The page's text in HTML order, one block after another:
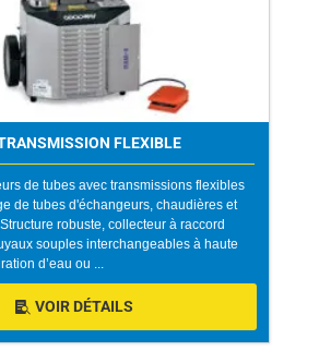
FLEXIBLE
de tubes avec transmissions flexibles
de tubes d'échangeurs, chaudières et
robuste, collecteur à raccord
souples interchangeables à haute
d’eau ou ...
 VOIR DÉTAILS